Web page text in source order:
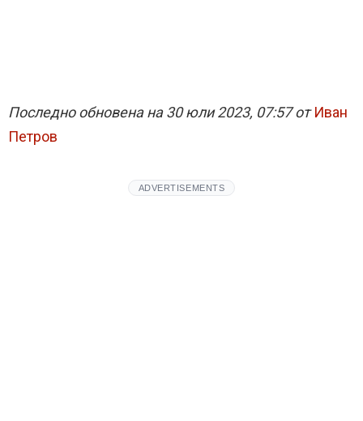
Последно обновена на 30 юли 2023, 07:57 от Иван
Петров
ADVERTISEMENTS